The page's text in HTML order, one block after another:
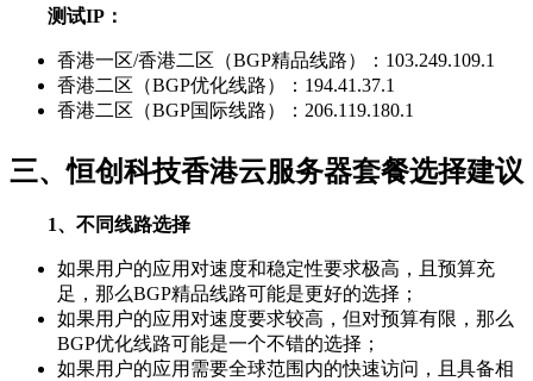
测试IP：
香港一区/香港二区（BGP精品线路）：103.249.109.1
香港二区（BGP优化线路）：194.41.37.1
香港二区（BGP国际线路）：206.119.180.1
三、恒创科技香港云服务器套餐选择建议
1、不同线路选择
如果用户的应用对速度和稳定性要求极高，且预算充
足，那么BGP精品线路可能是更好的选择；
如果用户的应用对速度要求较高，但对预算有限，那么
BGP优化线路可能是一个不错的选择；
如果用户的应用需要全球范围内的快速访问，且具备相